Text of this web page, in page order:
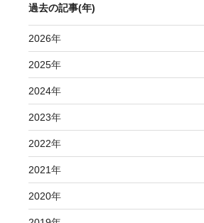
事
過去の記事(年)
2026年
2025年
2024年
2023年
2022年
2021年
2020年